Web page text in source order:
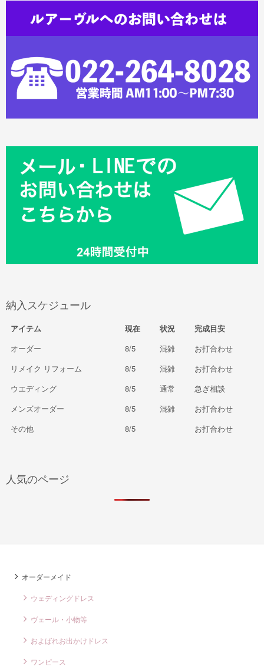
納入スケジュール
アイテム 現在 状況
完成目安
オーダー
8/5 混雑
お打合わせ
リメイク リフォーム
8/5 混雑
お打合わせ
ウエディング
8/5 通常
急ぎ相談
メンズオーダー
8/5 混雑
お打合わせ
その他
8/5 お打合わせ
人気のページ
オーダーメイド
ウェディングドレス
ヴェール・小物等
およばれお出かけドレス
ワンピース